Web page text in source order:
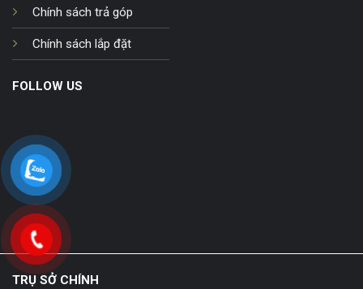
Chính sách trả góp
Chính sách lắp đặt
FOLLOW US
TRỤ SỞ CHÍNH